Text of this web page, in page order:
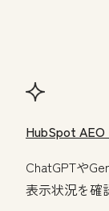
HubSpot AEO
ChatGPTや
表示状況を確